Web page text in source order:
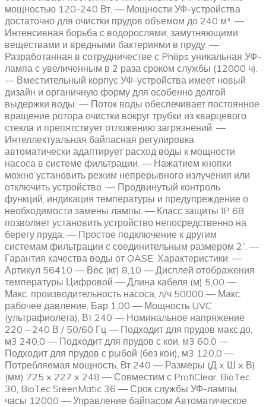
мощностью 120-240 Вт. — Мощности УФ-устройства
достаточно для очистки прудов объемом до 240 м³. —
Интенсивная борьба с водорослями, замутняющими
веществами и вредными бактериями в пруду. —
Разработанная в сотрудничестве с Philips уникальная УФ-
лампа с увеличенным в 2 раза сроком службы (12000 ч).
— Вместительный корпус УФ-устройства имеет новый
дизайн и органичную форму для особенно долгой
выдержки воды. — Поток воды обеспечивает постоянное
вращение ротора очистки вокруг трубки из кварцевого
стекла и препятствует отложению загрязнений. —
Интеллектуальная байпасная регулировка
автоматически адаптирует расход воды к мощности
насоса в системе фильтрации. — Нажатием кнопки
можно установить режим непрерывного излучения или
отключить устройство. — Продвинутый контроль
функций, индикация температуры и предупреждение о
необходимости замены лампы. — Класс защиты IP 68
позволяет установить устройство непосредственно на
берегу пруда. — Простое подключение к другим
системам фильтрации с соединительным размером 2”. —
Гарантия качества воды от OASE. Характеристики: —
Артикул 56410 — Вес (кг) 8,10 — Дисплей отображения
температуры Цифровой — Длина кабеля (м) 5,00 —
Макс. производительность насоса, л/ч 50000 — Макс.
рабочее давление, Бар 1,00 — Мощность UVC
(ультрафиолета), Вт 240 — Номинальное напряжение
220 – 240 В / 50/60 Гц — Подходит для прудов макс.до,
м3 240,0 — Подходит для прудов с кои, м3 60,0 —
Подходит для прудов с рыбой (без кои), м3 120,0 —
Потребляемая мощность, Вт 240 — Размеры (Д x Ш x В)
(мм) 725 x 227 x 248 — Совместим с ProfiClear, BioTec
30, BioTec SreenMatic 36 — Срок службы УФ-лампы,
часы 12000 — Управление байпасом Автоматическое